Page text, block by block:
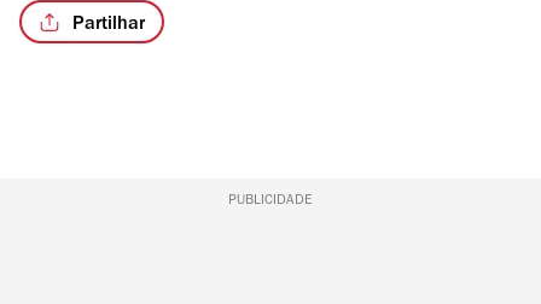
Partilhar
PUBLICIDADE